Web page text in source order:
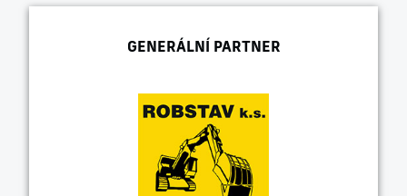
GENERÁLNÍ PARTNER